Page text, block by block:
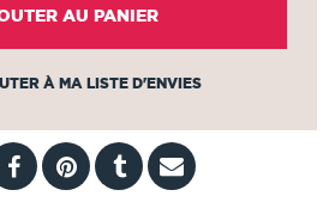
AU PANIER
À MA LISTE D'ENVIES